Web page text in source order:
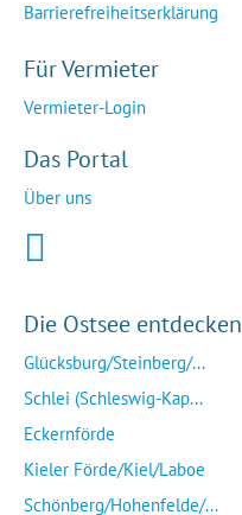
Barrierefreiheitserklärung
Für Vermieter
Vermieter-Login
Das Portal
Über uns
Die Ostsee entdecken
Glücksburg/Steinberg/...
Schlei (Schleswig-Kap...
Eckernförde
Kieler Förde/Kiel/Laboe
Schönberg/Hohenfelde/...